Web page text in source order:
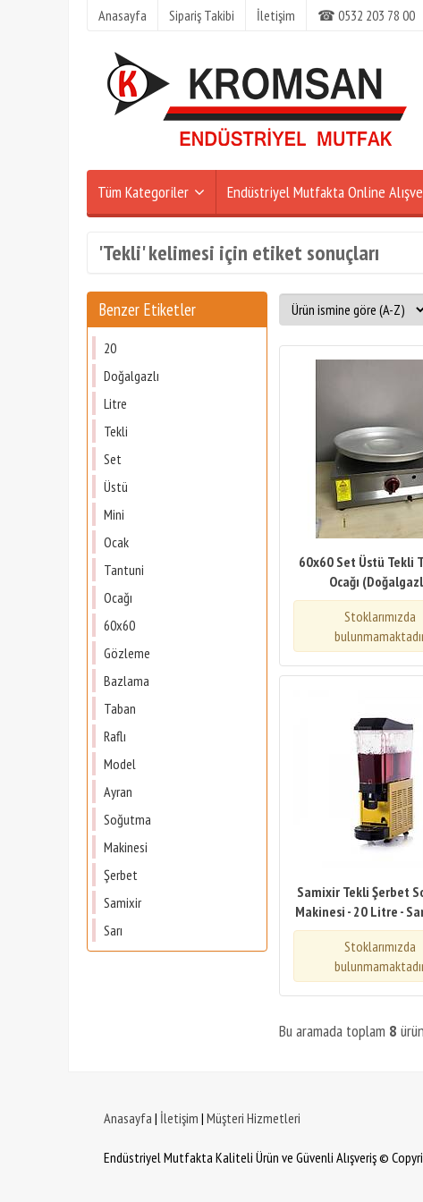
Anasayfa Sipariş Takibi İletişim ☎ 0532 203 78 00
Tüm Kategoriler Endüstriyel Mutfakta Online
'Tekli' kelimesi için etiket sonuçları
Benzer Etiketler
20
Doğalgazlı
Litre
Tekli
Set
Üstü
Mini
Ocak
Tantuni
Ocağı
60x60
Gözleme
Bazlama
Taban
Raflı
Model
Ayran
Soğutma
Makinesi
Şerbet
Samixir
Sarı
60x60 Set Üstü Tekli
Ocağı
Stoklarımızda
Samixir Tekli Şerbet
Makinesi - 20 Litre -
Stoklarımızda
Bu aramada toplam 8
Anasayfa | İletişim | Müşteri Hizmetleri
Endüstriyel Mutfakta Kaliteli Ürün ve Güvenli Alışveriş ©